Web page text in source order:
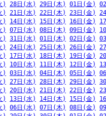
) 28日(水) 29日(木) 01日(金)
) 21日(水) 22日(木) 23日(金)
) 14日(水) 15日(木) 16日(金)
) 07日(水) 08日(木) 09日(金)
) 31日(水) 01日(木) 02日(金)
) 24日(水) 25日(木) 26日(金)
) 17日(水) 18日(木) 19日(金)
) 10日(水) 11日(木) 12日(金)
) 03日(水) 04日(木) 05日(金)
) 27日(水) 28日(木) 29日(金)
) 20日(水) 21日(木) 22日(金)
) 13日(水) 14日(木) 15日(金)
) 06日(水) 07日(木) 08日(金)